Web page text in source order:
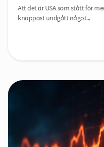
Att det är USA som stått för
knappast undgått något...